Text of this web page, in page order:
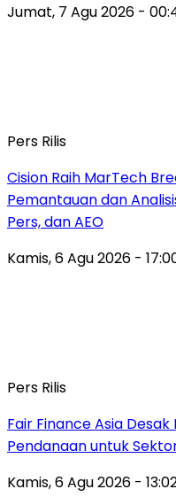
Jumat, 7 Agu 2026 -
Pers Rilis
Cision Raih MarTech
Pemantauan dan
Pers, dan AEO
Kamis, 6 Agu 2026 -
Pers Rilis
Fair Finance Asia
Pendanaan untuk
Kamis, 6 Agu 2026 -